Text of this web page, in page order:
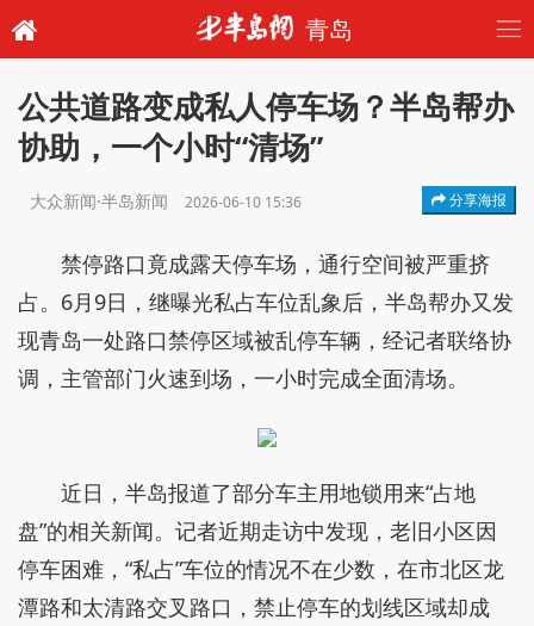
青岛
公共道路变成私人停车场？半岛帮办
协助，一个小时“清场”
大众新闻·半岛新闻 2026-06-10 15:36 分享海报
禁停路口竟成露天停车场，通行空间被严重挤
占。6月9日，继曝光私占车位乱象后，半岛帮办又发
现青岛一处路口禁停区域被乱停车辆，经记者联络协
调，主管部门火速到场，一小时完成全面清场。
近日，半岛报道了部分车主用地锁用来“占地
盘”的相关新闻。记者近期走访中发现，老旧小区因
停车困难，“私占”车位的情况不在少数，在市北区龙
潭路和太清路交叉路口，禁止停车的划线区域却成